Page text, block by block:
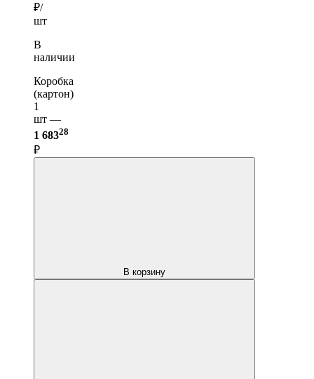
₽/
шт
В
наличии
Коробка
(картон)
1
шт —
1 68328
₽
В корзину